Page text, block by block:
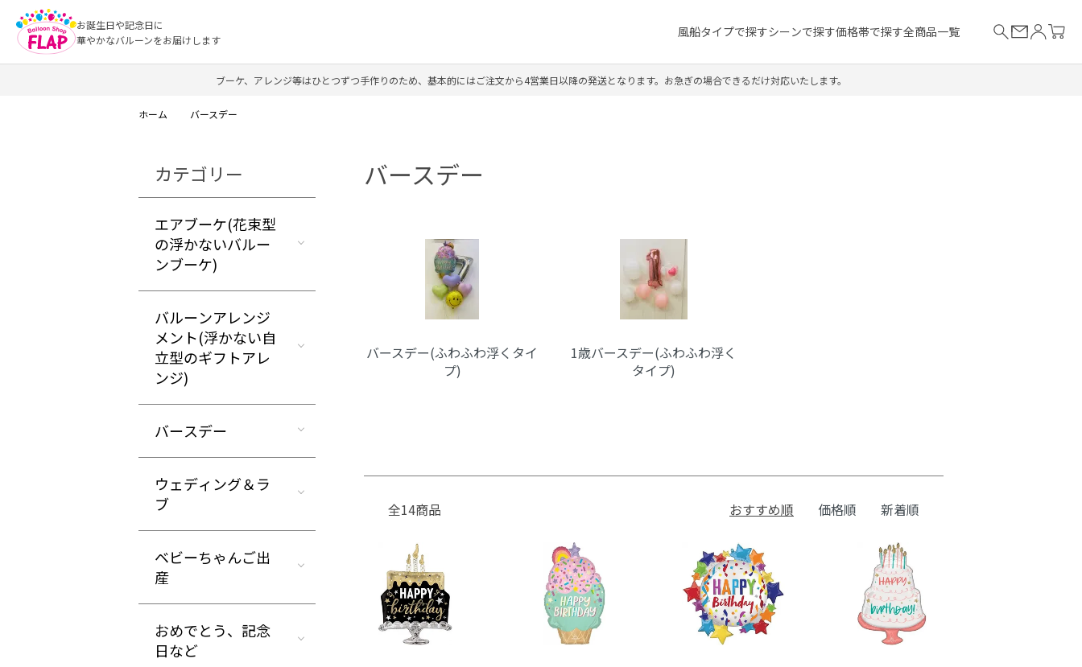
お誕生日や記念日に
華やかなバルーンをお届けします
風船タイプで探すシーンで探す価格帯で探す全商品一覧
ブーケ、アレンジ等はひとつずつ手作りのため、基本的にはご注文から4営業日以降の発送となります。お急ぎの場合できるだけ対応いたします。
ホーム バースデー
バースデー
バースデー(ふわふわ浮くタイ
プ)
1歳バースデー(ふわふわ浮く
タイプ)
全14商品 おすすめ順 価格順 新着順
カテゴリー
エアブーケ(花束型
の浮かないバルー
ンブーケ)
バルーンアレンジ
メント(浮かない自
立型のギフトアレ
ンジ)
バースデー
ウェディング＆ラ
ブ
ベビーちゃんご出
産
おめでとう、記念
日など